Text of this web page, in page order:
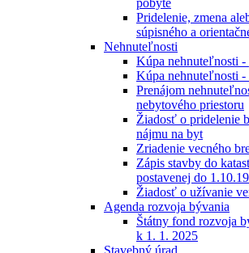
pobyte
Pridelenie, zmena
súpisného a
Nehnuteľnosti
Kúpa nehnuteľnosti -
Kúpa nehnuteľnosti -
Prenájom
nebytového priestoru
Žiadosť o pridelenie
nájmu na byt
Zriadenie vecného
Zápis stavby do
postavenej do
Žiadosť o užívanie
Agenda rozvoja bývania
Štátny fond rozvoja
k 1. 1. 2025
Stavebný úrad